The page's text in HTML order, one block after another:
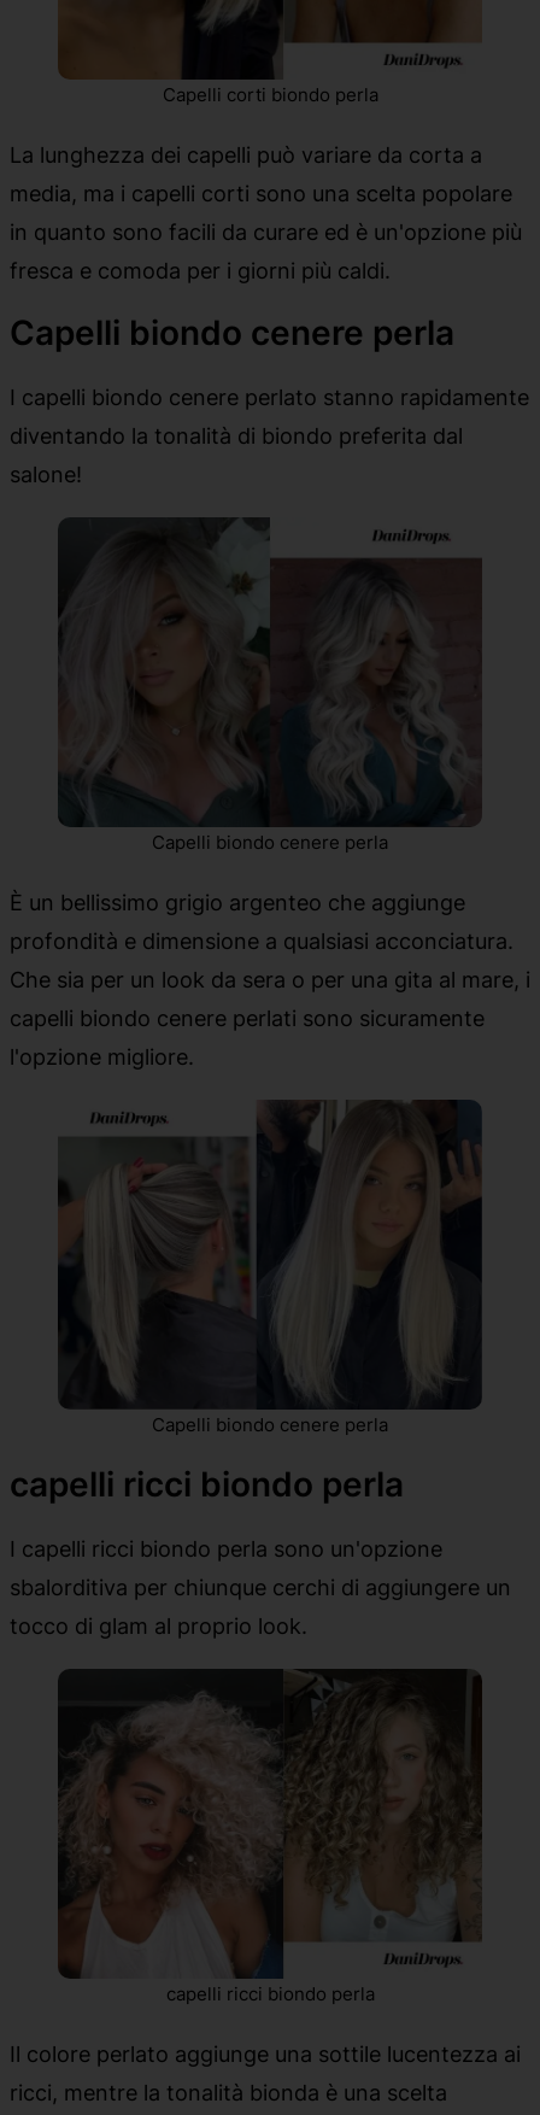
Capelli corti biondo perla
La lunghezza dei capelli può variare da corta a
media, ma i capelli corti sono una scelta popolare
in quanto sono facili da curare ed è un'opzione più
fresca e comoda per i giorni più caldi.
Capelli biondo cenere perla
I capelli biondo cenere perlato stanno rapidamente
diventando la tonalità di biondo preferita dal
salone!
Capelli biondo cenere perla
È un bellissimo grigio argenteo che aggiunge
profondità e dimensione a qualsiasi acconciatura.
Che sia per un look da sera o per una gita al mare, i
capelli biondo cenere perlati sono sicuramente
l'opzione migliore.
Capelli biondo cenere perla
capelli ricci biondo perla
I capelli ricci biondo perla sono un'opzione
sbalorditiva per chiunque cerchi di aggiungere un
tocco di glam al proprio look.
capelli ricci biondo perla
Il colore perlato aggiunge una sottile lucentezza ai
ricci, mentre la tonalità bionda è una scelta